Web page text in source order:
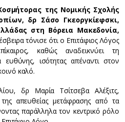
της Νομικής Σχολής
δρ Σάσο Γκεοργκίεφσκι,
στη Βόρεια Μακεδονία,
τόνισε ότι ο Επιτάφιος Λόγος
καθώς αναδεικνύει τη
ισότητας απέναντι στον
καλό.
δρ Μαρία Τσίτσεβα Αλέξιτς,
απευθείας μετάφρασης από τα
παράλληλα τον κεντρικό ρόλο